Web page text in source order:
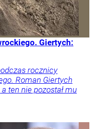
Giertych:
rocznicy
Roman Giertych
ten nie pozostał mu